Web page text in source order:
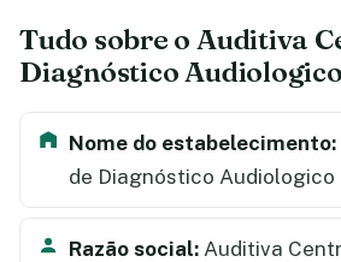
Tudo sobre o Auditiva
Diagnóstico
Nome do estabelecimento:
de Diagnóstico Audiologico
Razão social: Auditiva